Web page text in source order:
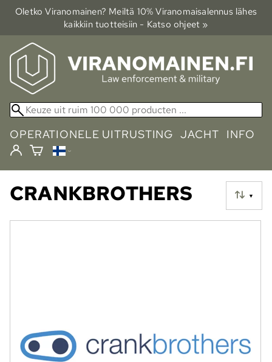
Oletko Viranomainen? Meiltä 10% Viranomais­alennus lähes
kaikkiin tuotteisiin - Katso ohjeet »
OPERATIONELE UITRUSTING JACHT INFO
▼
CRANKBROTHERS